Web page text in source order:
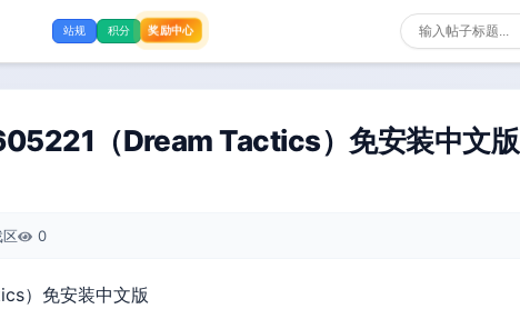
站规 积分 奖励中心
（Dream Tactics）免安装中文版
0